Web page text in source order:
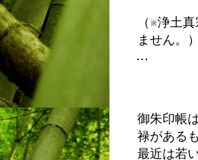
（※浄土
ません。）
御朱印帳
禄がある
最近は若